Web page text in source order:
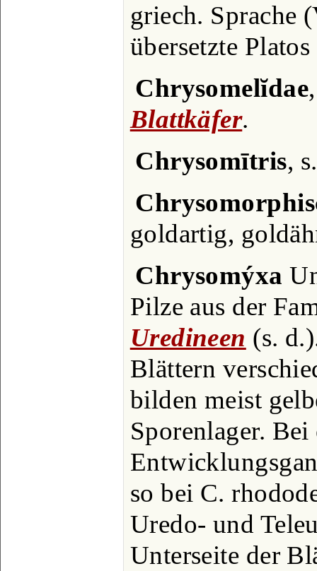
griech. Sprache
übersetzte
Chrysomelĭdae
Blattkäfer.
Chrysomītris,
goldartig,
Chrysomýxa
Pilze aus der
Uredineen (s.
Blättern
bilden meist
Sporenlager.
so bei C.
Uredo- und
Unterseite der